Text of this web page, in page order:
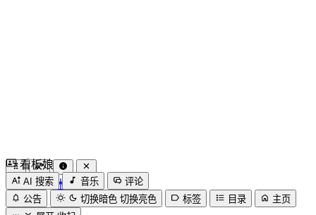
by 木果阿木果
看板娘
AI 搜索 音乐
评论
公告
切换暗色 切换亮色 标签 目录
主页